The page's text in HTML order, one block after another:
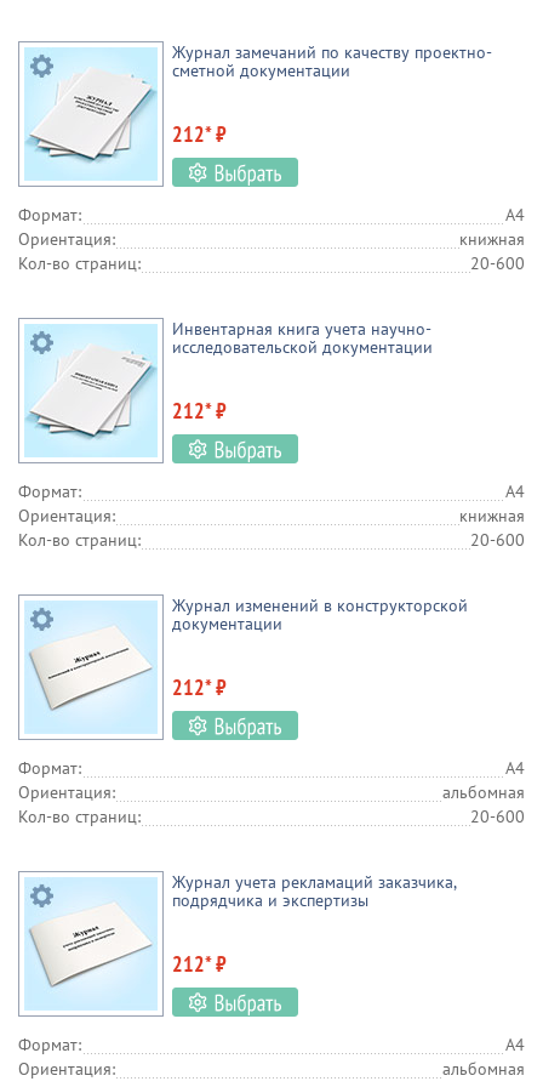
Учреждения культуры
Пожарная безопасность
Психология
Нефтяная промышленность
Экология
Вооруженные силы
Тепловые энергоустановки
Аптеки
Торговля
Пищевое производство
Газовое хозяйство
Кадровая работа
Промышленность
Гостиничная индустрия
Межотраслевые документы
Делопроизводство
Медицинские учреждения
Санитария
Бухгалтерия
Транспорт
Образовательные учреждения
ЖКХ
Охрана
МВД РФ и Росгвардия
МЧС Банки
Журнал замечаний по качеству проектно-
сметной документации
212* ₽
Формат:
А4
Ориентация:
книжная
Кол-во страниц:
20-600
Инвентарная книга учета научно-
исследовательской документации
212* ₽
Формат:
А4
Ориентация:
книжная
Кол-во страниц:
20-600
Журнал изменений в конструкторской
документации
212* ₽
Формат:
А4
Ориентация:
альбомная
Кол-во страниц:
20-600
Журнал учета рекламаций заказчика,
подрядчика и экспертизы
212* ₽
Формат:
А4
Ориентация:
альбомная